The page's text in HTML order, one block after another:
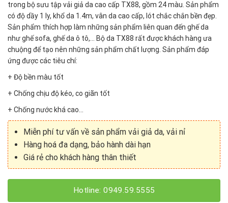
trong bộ sưu tập vải giả da cao cấp TX88, gồm 24 màu. Sản phẩm
có độ dầy 1 ly, khổ da 1.4m, vân da cao cấp, lót chắc chắn bền đẹp.
Sản phẩm thích hợp làm những sản phẩm liên quan đến ghế da
như ghế sofa, ghế da ô tô,… Bộ da TX88 rất được khách hàng ưa
chuộng để tạo nên những sản phẩm chất lượng. Sản phẩm đáp
ứng được các tiêu chí:
+ Độ bền màu tốt
+ Chống chịu độ kéo, co giãn tốt
+ Chống nước khá cao…
Miễn phí tư vấn về sản phẩm vải giả da, vải nỉ
Hàng hoá đa dạng, bảo hành dài hạn
Giá rẻ cho khách hàng thân thiết
Hotline: 0949.59.5555